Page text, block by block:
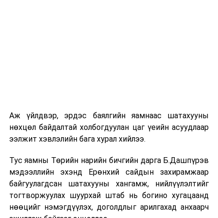
Аж үйлдвэр, эрдэс баялгийн яамнаас шатахууны
нөхцөл байдалтай холбогдуулан цаг үеийн асуудлаар
ээлжит хэвлэлийн бага хурал хийлээ.
Тус яамны Төрийн нарийн бичгийн дарга Б.Дашпүрэв
мэдээллийн эхэнд Ерөнхий сайдын захирамжаар
байгуулагдсан шатахууны хангамж, нийлүүлэлтийг
тогтворжуулах шуурхай штаб нь богино хугацаанд
нөөцийг нэмэгдүүлэх, доголдлыг арилгахад анхаарч